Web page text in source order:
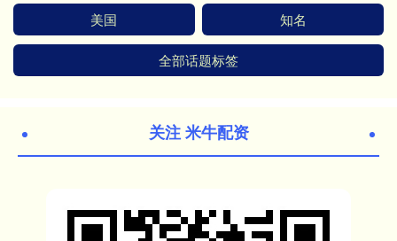
美国 知名
全部话题标签
关注 米牛配资